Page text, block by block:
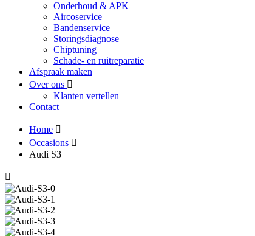
Onderhoud & APK
Aircoservice
Bandenservice
Storingsdiagnose
Chiptuning
Schade- en ruitreparatie
Afspraak maken
Over ons
Klanten vertellen
Contact
Home
Occasions
Audi S3